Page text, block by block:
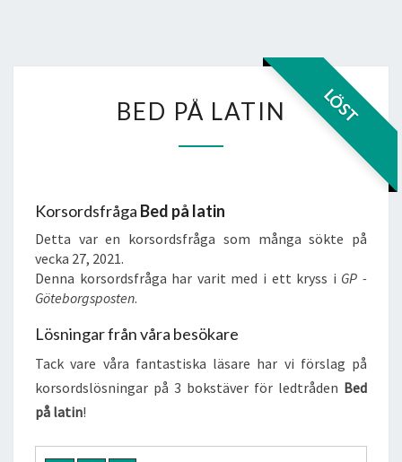
LÖST
PÅ
BED PÅ LATIN
Korsordsfråga Bed på latin
Detta var en korsordsfråga som många sökte på
vecka 27, 2021.
Denna korsordsfråga har varit med i ett kryss i GP -
Göteborgsposten.
Lösningar från våra besökare
Tack vare våra fantastiska läsare har vi förslag på
korsordslösningar på 3 bokstäver för ledtråden Bed
på latin!